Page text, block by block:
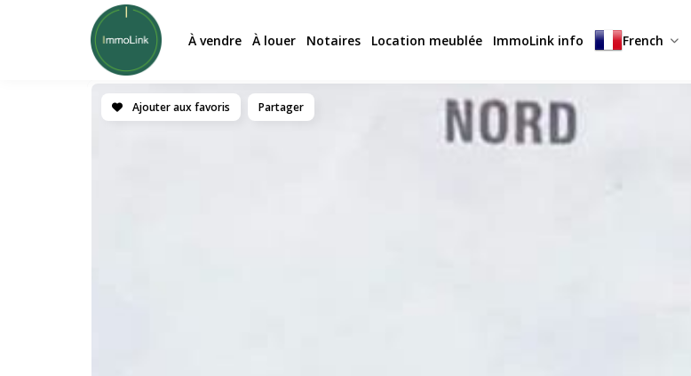
À vendre À louer Notaires Location meublée ImmoLink info French
Ajouter aux favoris Partager